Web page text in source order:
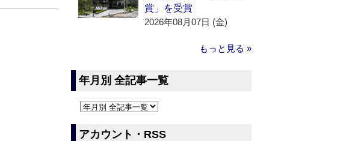
賞」を受賞
2026年08月07日 (金)
もっと見る »
年月別 全記事一覧
アカウント・RSS